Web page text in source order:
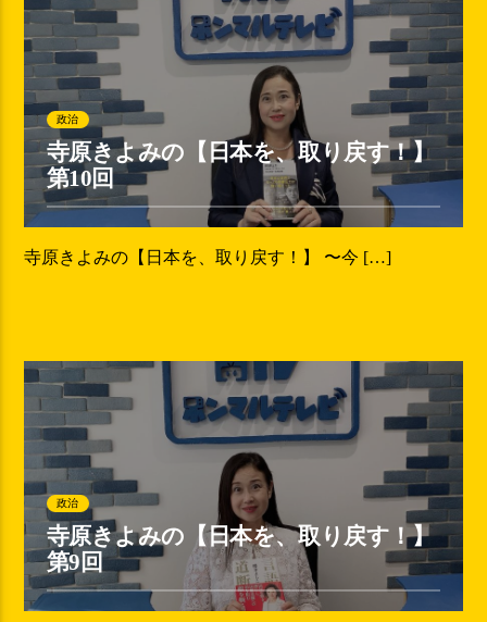
政治
寺原きよみの【日本を、取り戻す！】
第10回
寺原きよみの【日本を、取り戻す！】 〜今 […]
政治
寺原きよみの【日本を、取り戻す！】
第9回